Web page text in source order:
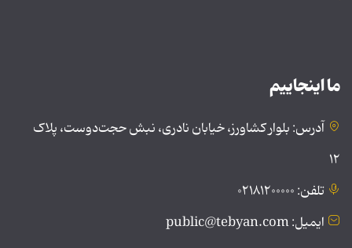
ما اینجاییم
آدرس: بلوار کشاورز، خیابان نادری، نبش حجت‌دوست، پلاک
۱۲
تلفن: ۰۲۱۸۱۲۰۰۰۰۰
ایمیل: public@tebyan.com